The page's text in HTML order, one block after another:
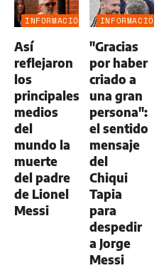
INFORMACIÓN
Así
reflejaron
los
principales
medios
del
mundo la
muerte
del padre
de Lionel
Messi
INFORMACIÓN
"Gracias
por haber
criado a
una gran
persona":
el sentido
mensaje
del
Chiqui
Tapia
para
despedir
a Jorge
Messi